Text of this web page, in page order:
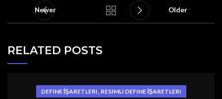
Newer Older
RELATED POSTS
DEFINE İŞARETLERI, RESIMLI DEFINE İŞARETLERI